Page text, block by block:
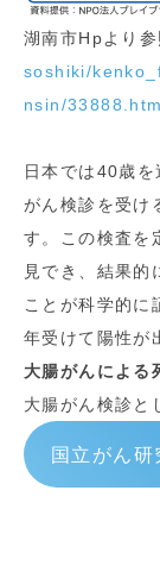
湖南市Hpより
soshiki/
nsin/
日本では40歳
がん検診を受け
す。この検査を
見でき、結果的
ことが科学的に
年受けて陽性が
大腸がんによる
大腸がん検診と
国立がん研